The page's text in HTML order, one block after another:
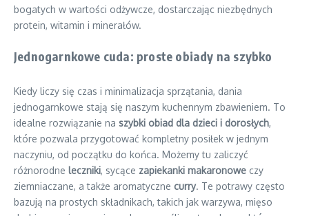
bogatych w wartości odżywcze, dostarczając niezbędnych
protein, witamin i minerałów.
Jednogarnkowe cuda: proste obiady na szybko
Kiedy liczy się czas i minimalizacja sprzątania, dania
jednogarnkowe stają się naszym kuchennym zbawieniem. To
idealne rozwiązanie na szybki obiad dla dzieci i dorosłych,
które pozwala przygotować kompletny posiłek w jednym
naczyniu, od początku do końca. Możemy tu zaliczyć
różnorodne leczniki, sycące zapiekanki makaronowe czy
ziemniaczane, a także aromatyczne curry. Te potrawy często
bazują na prostych składnikach, takich jak warzywa, mięso